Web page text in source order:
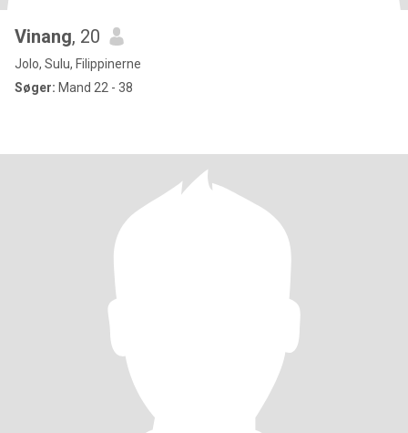
Vinang, 20
Jolo, Sulu, Filippinerne
Søger: Mand 22 - 38